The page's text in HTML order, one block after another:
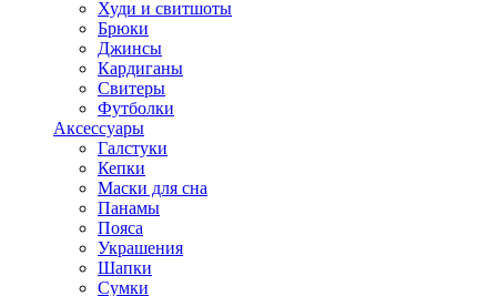
Худи и свитшоты
Брюки
Джинсы
Кардиганы
Свитеры
Футболки
Аксессуары
Галстуки
Кепки
Маски для сна
Панамы
Пояса
Украшения
Шапки
Сумки